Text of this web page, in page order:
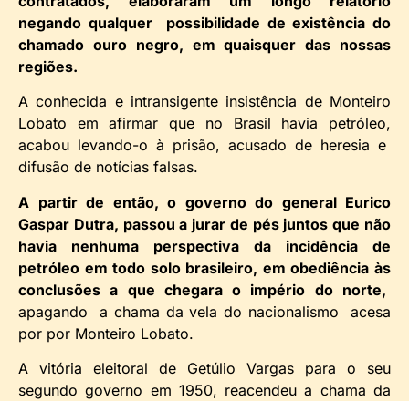
negando qualquer possibilidade de existência do
chamado ouro negro, em quaisquer das nossas
regiões.
A conhecida e intransigente insistência de Monteiro
Lobato em afirmar que no Brasil havia petróleo,
acabou levando-o à prisão, acusado de heresia e
difusão de notícias falsas.
A partir de então, o governo do general Eurico
Gaspar Dutra, passou a jurar de pés juntos que não
havia nenhuma perspectiva da incidência de
petróleo em todo solo brasileiro, em obediência às
conclusões a que chegara o império do norte,
apagando a chama da vela do nacionalismo acesa
por por Monteiro Lobato.
A vitória eleitoral de Getúlio Vargas para o seu
segundo governo em 1950, reacendeu a chama da